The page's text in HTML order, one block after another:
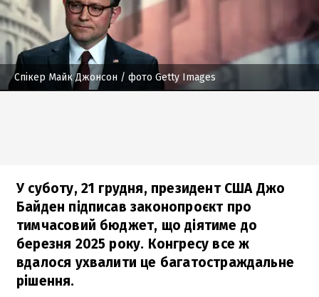
Спікер Майк Джонсон / фото Getty Images
У суботу, 21 грудня, президент США Джо
Байден підписав законопроєкт про
тимчасовий бюджет, що діятиме до
березня 2025 року. Конгресу все ж
вдалося ухвалити це багатостраждальне
рішення.